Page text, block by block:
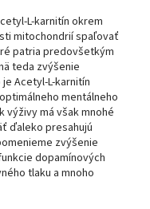
L-karnitín okrem
mitochondrií spaľovať
patria predovšetkým
teda zvýšenie
Acetyl-L-karnitín
mentálneho
výživy má však mnohé
ďaleko presahujú
zvýšenie
dopamínových
tlaku a mnoho